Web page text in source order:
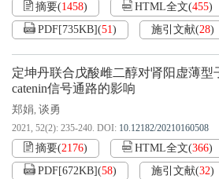
摘要(1458) HTML全文(455)
PDF[735KB](51) 施引文献(28)
定坤丹联合戊酸雌二醇对肾阳虚薄型
catenin信号通路的影响
郑娟, 谈勇
2021, 52(2): 235-240. DOI: 10.12182/20210160508
摘要(2176) HTML全文(366)
PDF[672KB](58) 施引文献(32)